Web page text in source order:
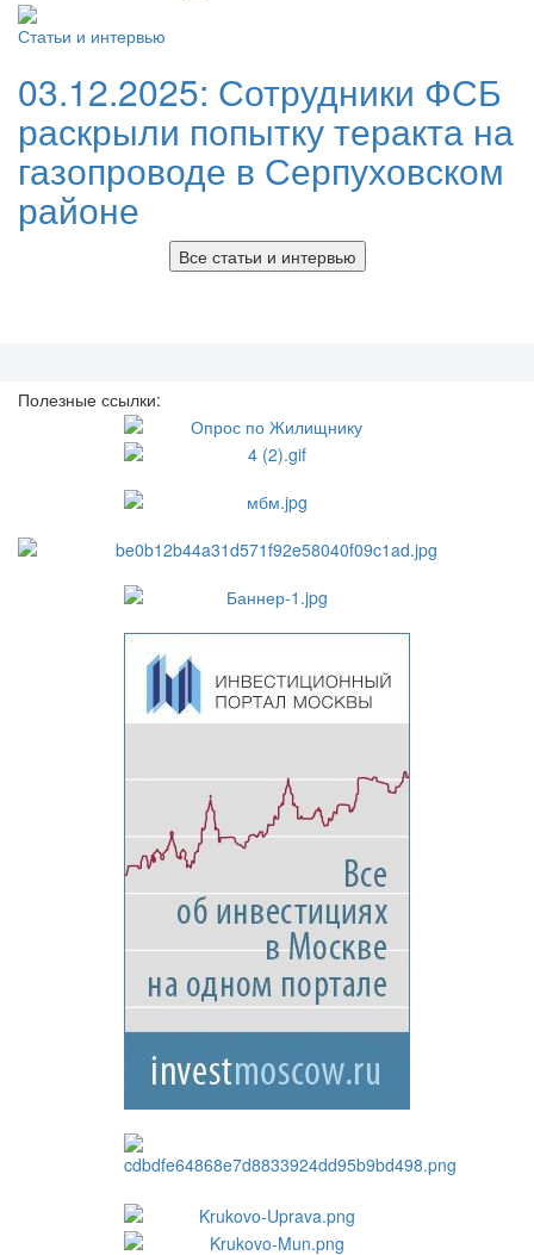
Статьи и интервью
03.12.2025: Сотрудники ФСБ
раскрыли попытку теракта на
газопроводе в Серпуховском
районе
Все статьи и интервью
Полезные ссылки: